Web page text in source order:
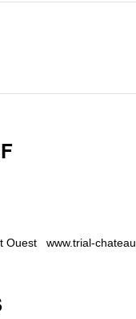
Ouest www.trial-